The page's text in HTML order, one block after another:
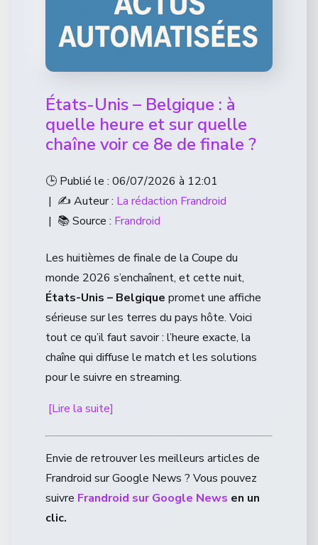
États-Unis – Belgique : à
quelle heure et sur quelle
chaîne voir ce 8e de finale ?
🕒 Publié le : 06/07/2026 à 12:01
| ✍️ Auteur : La rédaction Frandroid
| 📚 Source : Frandroid
Les huitièmes de finale de la Coupe du
monde 2026 s’enchaînent, et cette nuit,
États-Unis – Belgique promet une affiche
sérieuse sur les terres du pays hôte. Voici
tout ce qu’il faut savoir : l’heure exacte, la
chaîne qui diffuse le match et les solutions
pour le suivre en streaming.
[Lire la suite]
Envie de retrouver les meilleurs articles de
Frandroid sur Google News ? Vous pouvez
suivre Frandroid sur Google News en un
clic.